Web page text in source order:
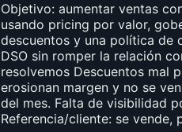
Objetivo: aumentar ventas
usando pricing por valor,
descuentos y una política de
DSO sin romper la relación
resolvemos Descuentos mal
erosionan margen y no se
del mes. Falta de visibilidad
Referencia/cliente: se vende,